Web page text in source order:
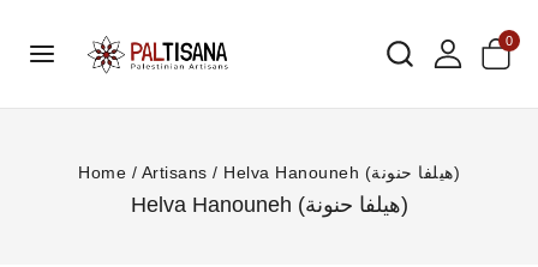
0
Home / Artisans / Helva Hanouneh (هيلفا حنونة)
Helva Hanouneh (هيلفا حنونة)